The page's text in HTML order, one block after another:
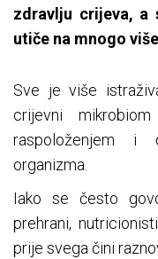
zdravlju crijeva, a
utiče na mnogo
Sve je više
crijevni
raspoloženjem i
organizma.
Iako se često
prehrani,
prije svega čini